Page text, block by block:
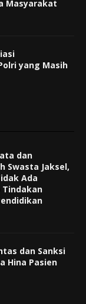
Masyarakat
yang Masih
dan
Swasta Jaksel,
Ada
Tindakan
dan Sanksi
Hina Pasien